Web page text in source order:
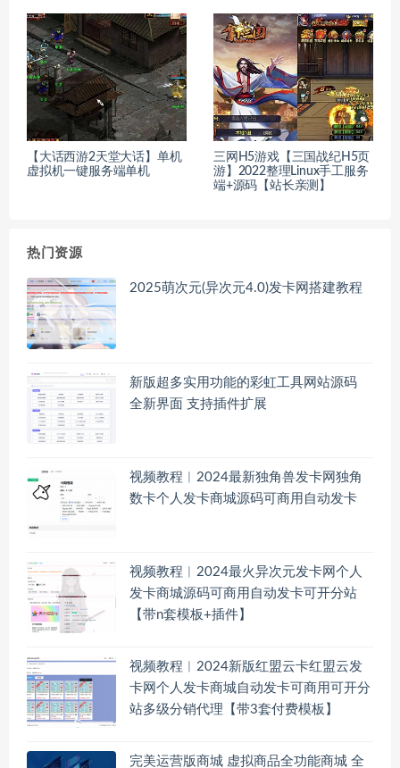
【大话西游2天堂大话】单机
虚拟机一键服务端单机
三网H5游戏【三国战纪H5页
游】2022整理Linux手工服务
端+源码【站长亲测】
热门资源
2025萌次元(异次元4.0)发卡网搭建教程
新版超多实用功能的彩虹工具网站源码
全新界面 支持插件扩展
视频教程︱2024最新独角兽发卡网独角
数卡个人发卡商城源码可商用自动发卡
视频教程︱2024最火异次元发卡网个人
发卡商城源码可商用自动发卡可开分站
【带n套模板+插件】
视频教程︱2024新版红盟云卡红盟云发
卡网个人发卡商城自动发卡可商用可开分
站多级分销代理【带3套付费模板】
完美运营版商城 虚拟商品全功能商城 全